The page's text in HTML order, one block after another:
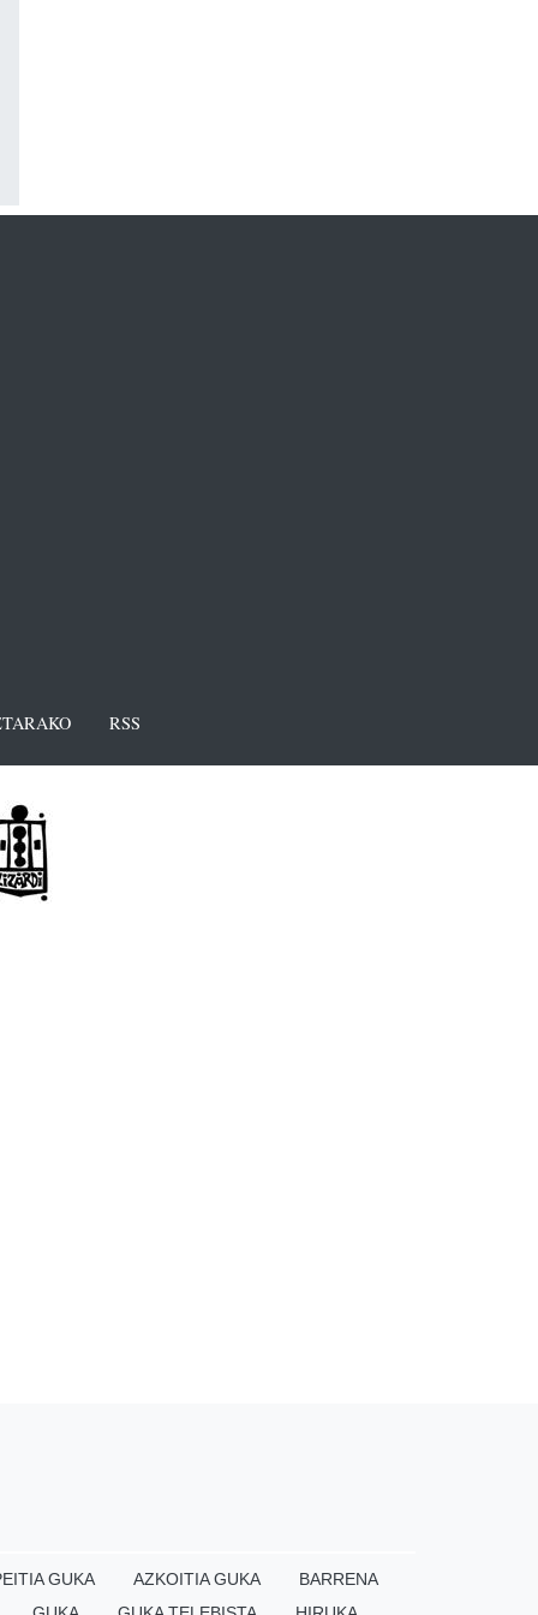
RSS
GUKA AZKOITIA GUKA
BARRENA